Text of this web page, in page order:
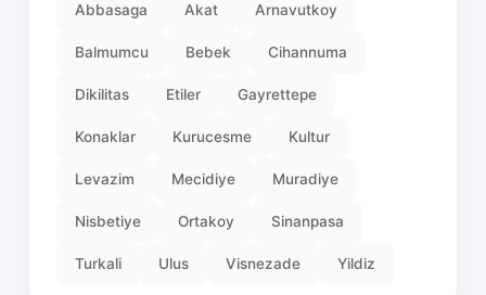
Abbasaga Akat Arnavutkoy
Balmumcu Bebek Cihannuma
Dikilitas Etiler Gayrettepe
Konaklar Kurucesme Kultur
Levazim Mecidiye Muradiye
Nisbetiye Ortakoy Sinanpasa
Turkali Ulus Visnezade Yildiz